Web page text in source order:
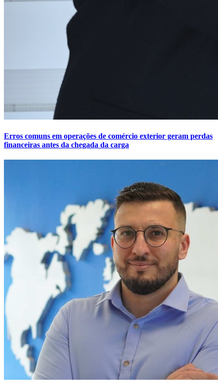
Erros comuns em operações de comércio exterior geram perdas
financeiras antes da chegada da carga